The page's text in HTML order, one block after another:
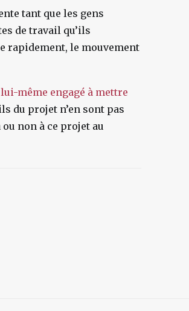
tant que les gens
de travail qu’ils
rapidement, le mouvement
lui-même engagé à mettre
du projet n’en sont pas
ou non à ce projet au